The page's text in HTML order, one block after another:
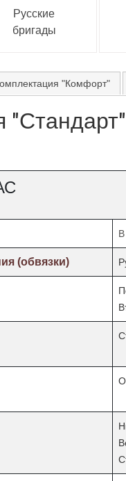
Русские
бригады
"Комфорт"
"Стандарт"
В
(обвязки)